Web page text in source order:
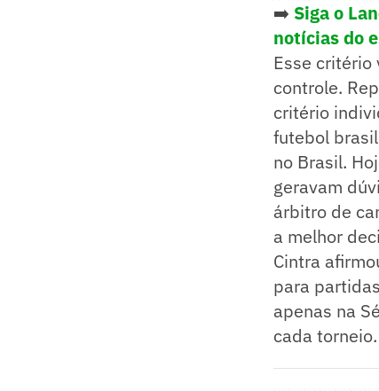
➡️ Siga o
notícias do
Esse critério
controle.
critério
futebol
no Brasil.
geravam
árbitro de
a melhor
Cintra
para
apenas na
cada torneio.